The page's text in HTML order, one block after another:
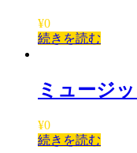
¥0
続きを読む
ミュージ
¥0
続きを読む